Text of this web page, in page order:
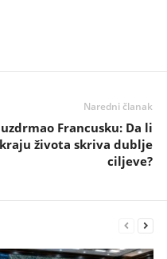
Naredni članak
Francusku: Da li
života skriva dublje
ciljeve?